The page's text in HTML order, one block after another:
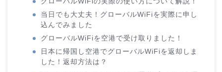
当日でも大丈夫！グローバルWiFiを実際に申し
込んでみました
グローバルWiFiを空港で受け取りました！
日本に帰国し空港でグローバルWiFiを返却しま
した！返却方法は？